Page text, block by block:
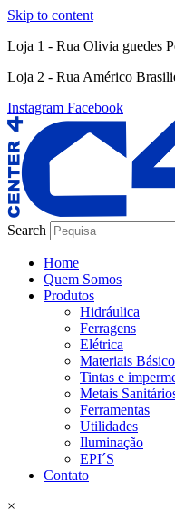
Skip to content
Loja 1 - Rua Olivia guedes
Loja 2 - Rua Américo
Instagram Facebook
Search
Home
Quem Somos
Produtos
Hidráulica
Ferragens
Elétrica
Materiais
Tintas e
Metais
Ferramentas
Utilidades
Iluminação
EPI´S
Contato
×